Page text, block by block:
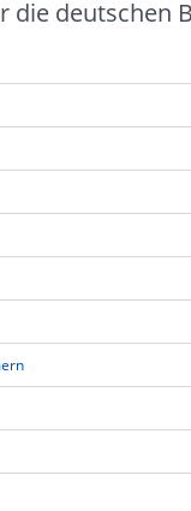
die deutschen